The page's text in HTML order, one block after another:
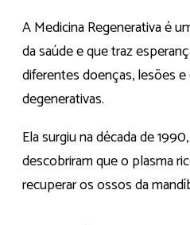
A Medicina Regenerativa é
da saúde e que traz
diferentes doenças, lesões
degenerativas.
Ela surgiu na década de
descobriram que o plasma
recuperar os ossos da